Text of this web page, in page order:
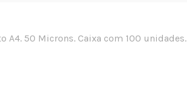
A4. 50 Microns. Caixa com 100 unidades.